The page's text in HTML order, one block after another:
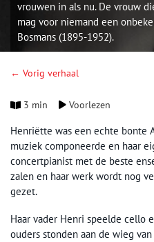
vrouwen in als nu. De vrouw
mag voor niemand een
Bosmans (1895-1952).
← Vorig verhaal
3 min Voorlezen
Henriëtte was een echte bonte
muziek componeerde en haar
concertpianist met de beste
zalen en haar werk wordt nog
gezet.
Haar vader Henri speelde cello
ouders stonden aan de wieg